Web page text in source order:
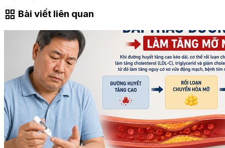
grid_view Bài viết liên quan